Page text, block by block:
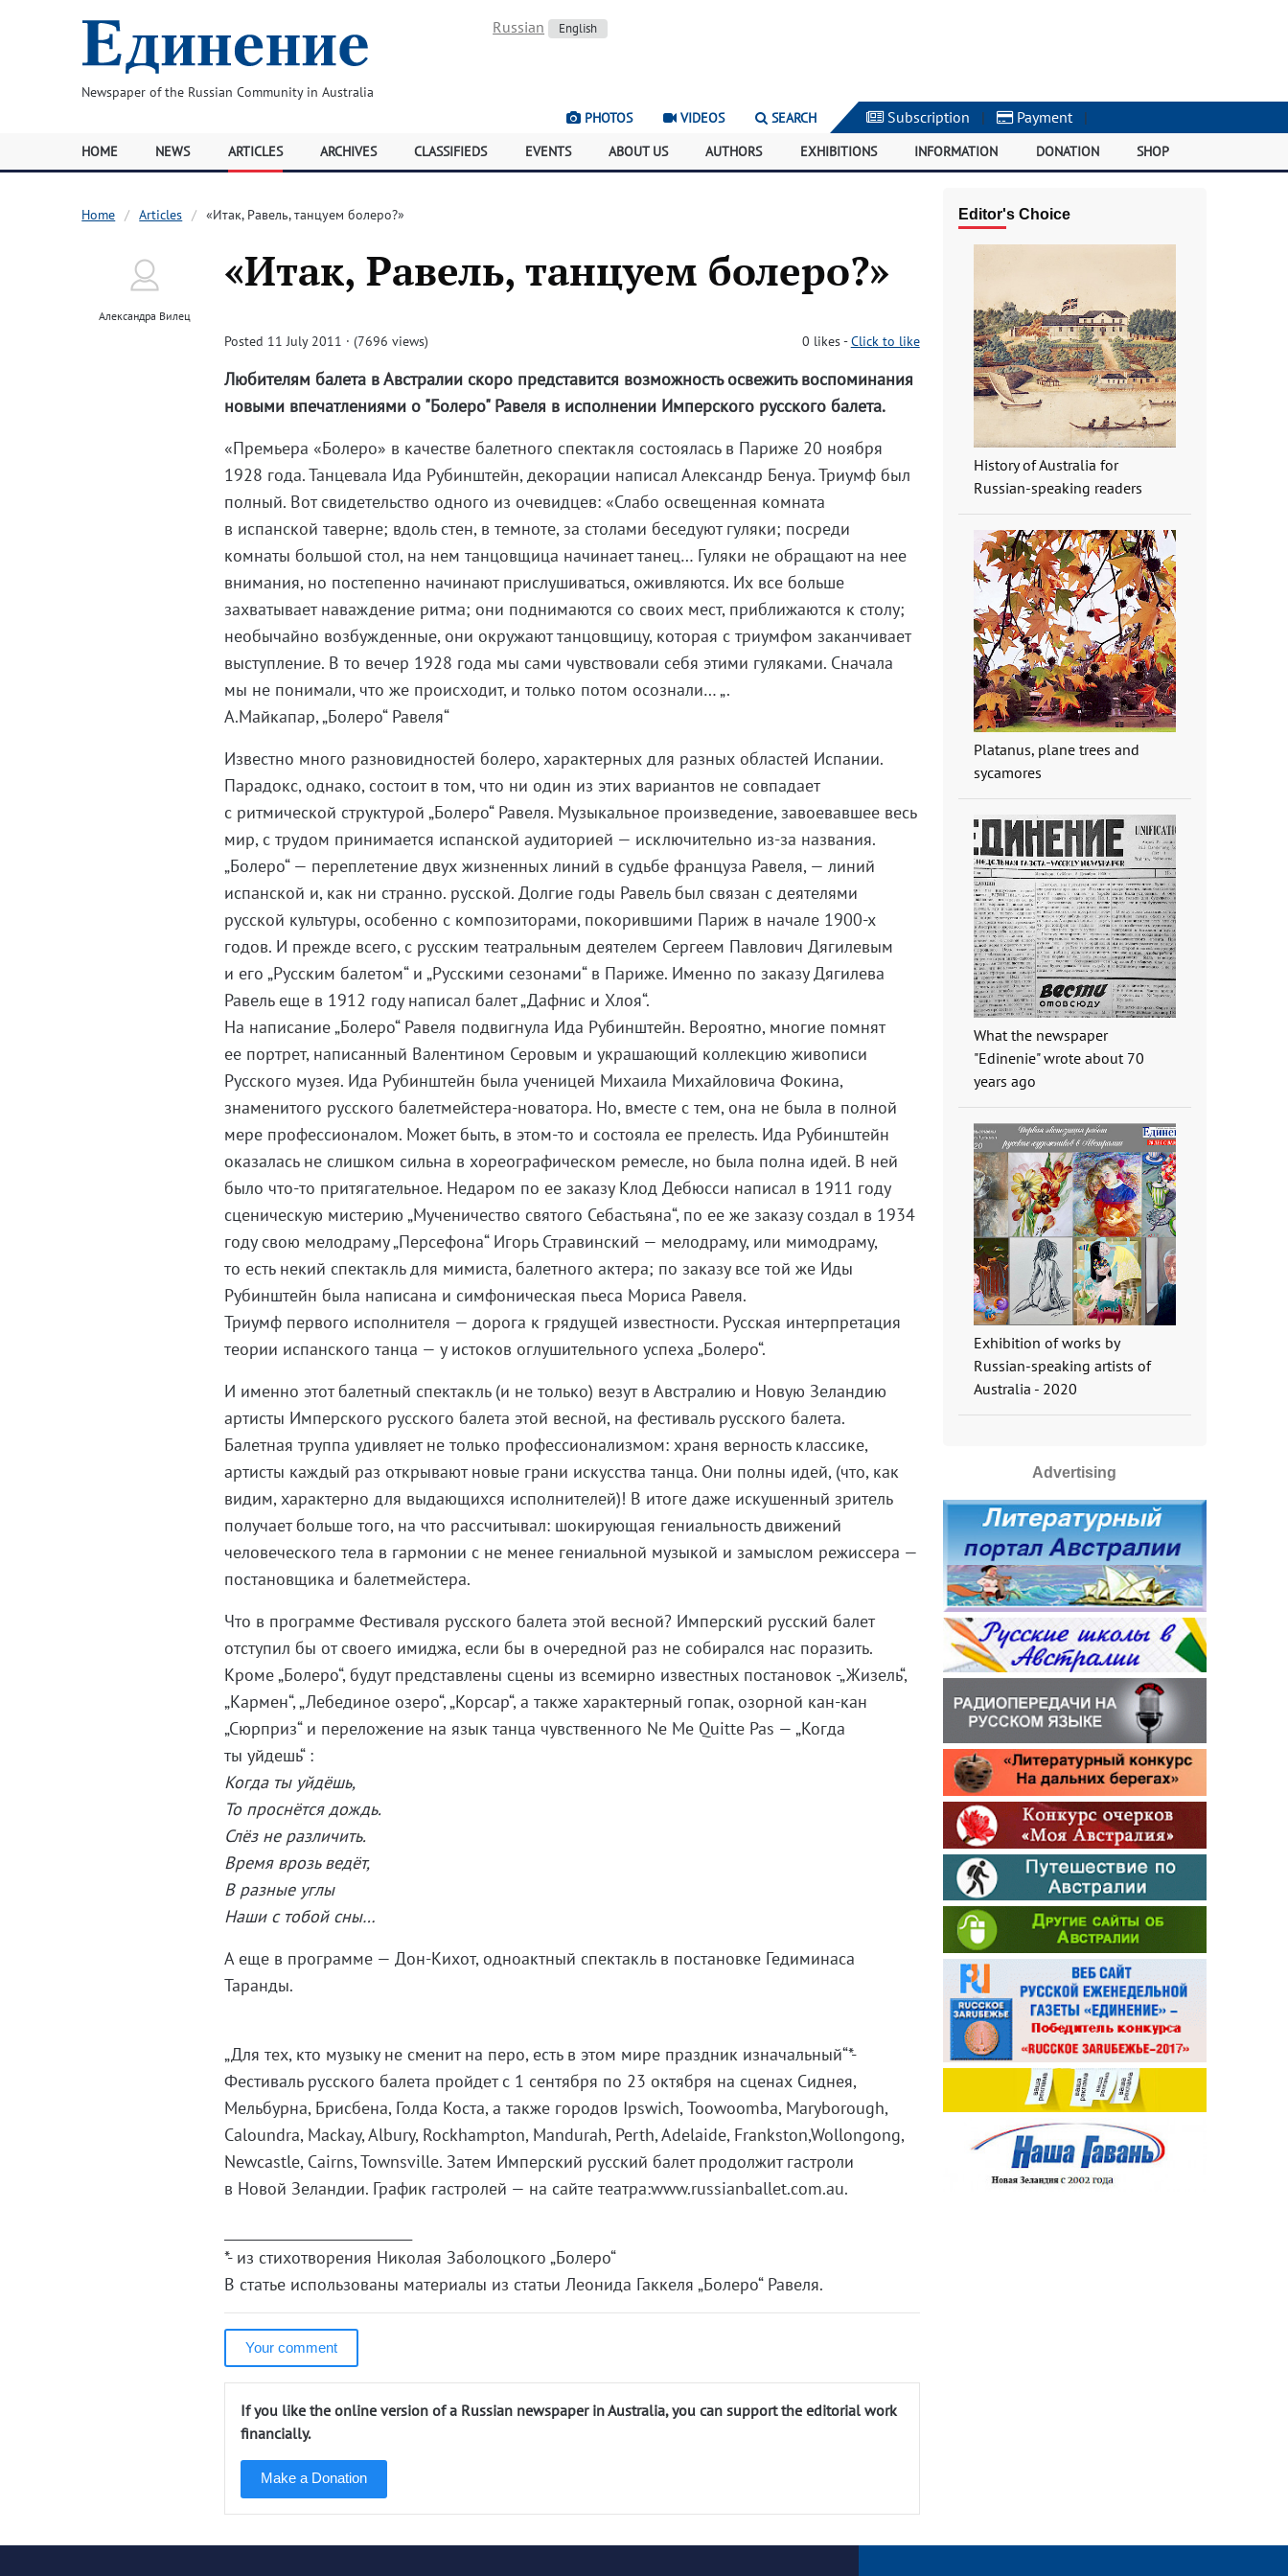
Newspaper of the Russian Community in Australia
Russian English
PHOTOS VIDEOS SEARCH Subscription | Payment |
HOME NEWS ARTICLES ARCHIVES CLASSIFIEDS EVENTS ABOUT US AUTHORS EXHIBITIONS INFORMATION DONATION SHOP
Home Articles «Итак, Равель, танцуем болеро?»
Александра Вилец
«Итак, Равель, танцуем болеро?»
Posted 11 July 2011 · (7696 views) 0 likes-Click to like
Любителям балета в Австралии скоро представится возможность освежить воспоминания
новыми впечатлениями о "Болеро" Равеля в исполнении Имперского русского балета.
«Премьера «Болеро» в качестве балетного спектакля состоялась в Париже 20 ноября
1928 года. Танцевала Ида Рубинштейн, декорации написал Александр Бенуа. Триумф был
полный. Вот свидетельство одного из очевидцев: «Слабо освещенная комната
в испанской таверне; вдоль стен, в темноте, за столами беседуют гуляки; посреди
комнаты большой стол, на нем танцовщица начинает танец… Гуляки не обращают на нее
внимания, но постепенно начинают прислушиваться, оживляются. Их все больше
захватывает наваждение ритма; они поднимаются со своих мест, приближаются к столу;
необычайно возбужденные, они окружают танцовщицу, которая с триумфом заканчивает
выступление. В то вечер 1928 года мы сами чувствовали себя этими гуляками. Сначала
мы не понимали, что же происходит, и только потом осознали… „.
А.Майкапар, „Болеро“ Равеля“
Известно много разновидностей болеро, характерных для разных областей Испании.
Парадокс, однако, состоит в том, что ни один из этих вариантов не совпадает
с ритмической структурой „Болеро“ Равеля. Музыкальное произведение, завоевавшее весь
мир, с трудом принимается испанской аудиторией — исключительно из-за названия.
„Болеро“ — переплетение двух жизненных линий в судьбе француза Равеля, — линий
испанской и, как ни странно. русской. Долгие годы Равель был связан с деятелями
русской культуры, особенно с композиторами, покорившими Париж в начале 1900-х
годов. И прежде всего, с русским театральным деятелем Сергеем Павлович Дягилевым
и его „Русским балетом“ и „Русскими сезонами“ в Париже. Именно по заказу Дягилева
Равель еще в 1912 году написал балет „Дафнис и Хлоя“.
На написание „Болеро“ Равеля подвигнула Ида Рубинштейн. Вероятно, многие помнят
ее портрет, написанный Валентином Серовым и украшающий коллекцию живописи
Русского музея. Ида Рубинштейн была ученицей Михаила Михайловича Фокина,
знаменитого русского балетмейстера-новатора. Но, вместе с тем, она не была в полной
мере профессионалом. Может быть, в этом-то и состояла ее прелесть. Ида Рубинштейн
оказалась не слишком сильна в хореографическом ремесле, но была полна идей. В ней
было что-то притягательное. Недаром по ее заказу Клод Дебюсси написал в 1911 году
сценическую мистерию „Мученичество святого Себастьяна“, по ее же заказу создал в 1934
году свою мелодраму „Персефона“ Игорь Стравинский — мелодраму, или мимодраму,
то есть некий спектакль для мимиста, балетного актера; по заказу все той же Иды
Рубинштейн была написана и симфоническая пьеса Мориса Равеля.
Триумф первого исполнителя — дорога к грядущей известности. Русская интерпретация
теории испанского танца — у истоков оглушительного успеха „Болеро“.
И именно этот балетный спектакль (и не только) везут в Австралию и Новую Зеландию
артисты Имперского русского балета этой весной, на фестиваль русского балета.
Балетная труппа удивляет не только профессионализмом: xраня верность классике,
артисты каждый раз открывают новые грани искусства танца. Они полны идей, (что, как
видим, характерно для выдающихся исполнителей)! В итоге даже искушенный зритель
получает больше того, на что рассчитывал: шокирующая гениальность движений
человеческого тела в гармонии с не менее гениальной музыкой и замыслом режиссера —
постановщика и балетмейстера.
Что в программе Фестиваля русского балета этой весной? Имперский русский балет
отступил бы от своего имиджа, если бы в очередной раз не собирался нас поразить.
Кроме „Болеро“, будут представлены сцены из всемирно известных постановок -„Жизель“,
„Кармен“, „Лебединое озеро“, „Корсар“, а также хaрактерный гопак, озорной кан-кан
„Сюрприз“ и переложение на язык танца чувственного Ne Me Quitte Pas — „Когда
ты уйдешь“ :
Когда ты уйдёшь,
То проснётся дождь.
Слёз не различить.
Время врозь ведёт,
В разные углы
Наши с тобой сны…
А еще в программе — Дон-Кихот, одноактный спектакль в постановке Гедиминаса
Таранды.
„Для тех, кто музыку не сменит на перо, есть в этом мире праздник изначальный“*-
Фестиваль русского балета пройдет с 1 сентября по 23 октября на сценах Сиднея,
Мельбурна, Брисбена, Голда Коста, а также городов Ipswich, Тоowoomba, Maryborough,
Caloundra, Mackay, Albury, Rockhampton, Mandurah, Perth, Adelaide, Frankston,Wollongong,
Newcastle, Cairns, Townsville. Затем Имперский русский балет продолжит гастроли
в Новой Зеландии. График гастролей — на сайте театра:www.russianballet.com.au.
*- из стихотворения Николая Заболоцкого „Болеро“
В статье использованы материалы из статьи Леонида Гаккеля „Болеро“ Равеля.
Your comment
If you like the online version of a Russian newspaper in Australia, you can support the editorial work
financially.
Make a Donation
Editor's Choice
History of Australia for
Russian-speaking readers
Platanus, plane trees and
sycamores
What the newspaper
"Edinenie" wrote about 70
years ago
Exhibition of works by
Russian-speaking artists of
Australia - 2020
Advertising